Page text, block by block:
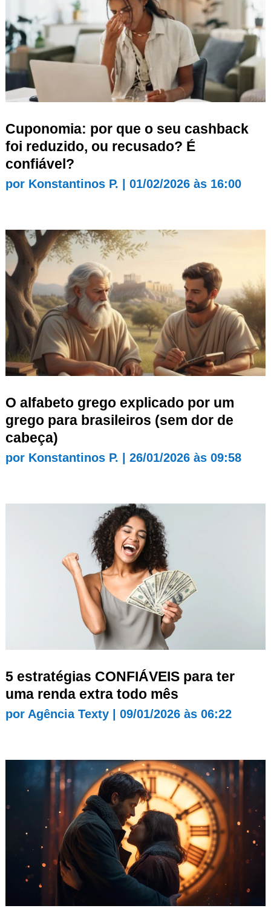
Cuponomia: por que o seu cashback
foi reduzido, ou recusado? É
confiável?
por Konstantinos P. 01/02/2026 às 16:00
O alfabeto grego explicado por um
grego para brasileiros (sem dor de
cabeça)
por Konstantinos P. 26/01/2026 às 09:58
5 estratégias CONFIÁVEIS para ter
uma renda extra todo mês
por Agência Texty| 09/01/2026 às 06:22